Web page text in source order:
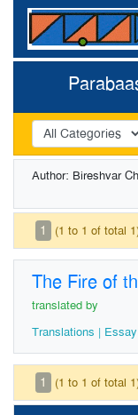
Author: Bireshvar
1 (1 to 1 of total
The Fire of
translated by
Translations |
1 (1 to 1 of total